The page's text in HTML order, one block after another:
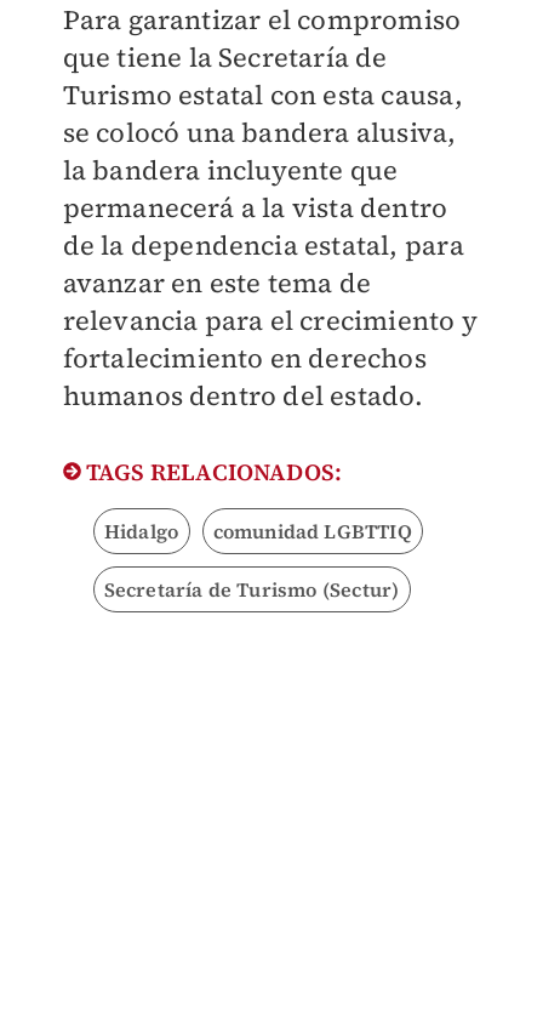
Para garantizar el compromiso
que tiene la Secretaría de
Turismo estatal con esta causa,
se colocó una bandera alusiva,
la bandera incluyente que
permanecerá a la vista dentro
de la dependencia estatal, para
avanzar en este tema de
relevancia para el crecimiento y
fortalecimiento en derechos
humanos dentro del estado.
TAGS RELACIONADOS:
Hidalgo comunidad LGBTTIQ
Secretaría de Turismo (Sectur)